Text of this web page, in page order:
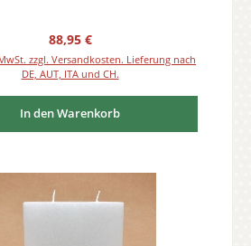
Regulärer Preis:
88,95 €
zzgl. Versandkosten. Lieferung nach
DE, AUT, ITA und CH.
In den Warenkorb